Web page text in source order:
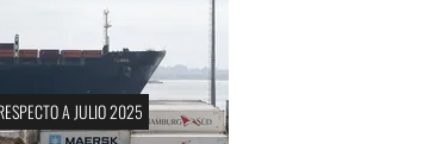
A JULIO 2025